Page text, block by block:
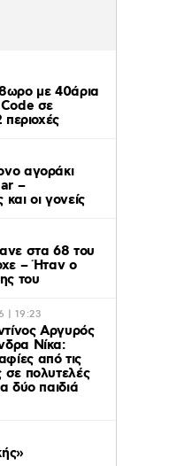
με 40άρια
σε
περιοχές
αγοράκι
–
οι γονείς
στα 68 του
– Ήταν ο
του
| 19:23
Αργυρός
Νίκα:
από τις
σε πολυτελές
δύο παιδιά